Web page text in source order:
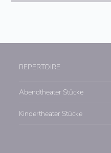
REPERTOIRE
Abendtheater Stücke
Kindertheater Stücke